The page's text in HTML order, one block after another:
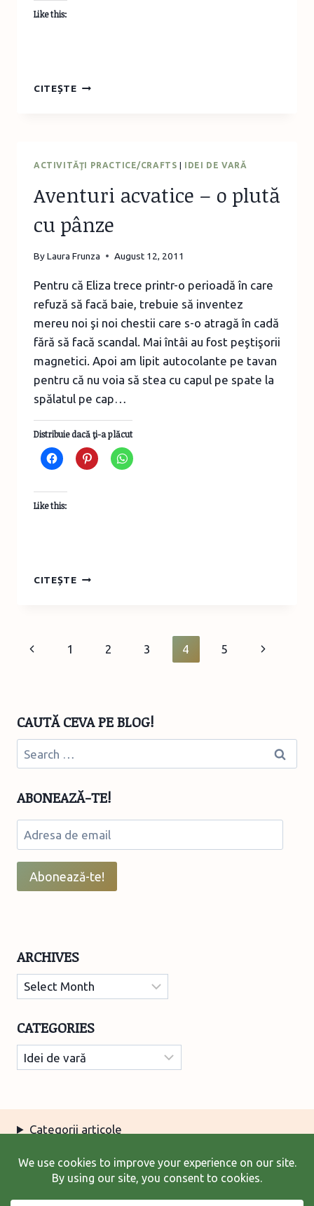
Like this:
CITEȘTEPICTURA
ŞI
TEHNICI
ACTIVITĂŢI PRACTICE/CRAFTS IDEI DE VARĂ
Aventuri acvatice – o plută
cu pânze
ByLaura Frunza August 12, 2011
Pentru că Eliza trece printr-o perioadă în care
refuză să facă baie, trebuie să inventez
mereu noi şi noi chestii care s-o atragă în cadă
fără să facă scandal. Mai întâi au fost peştişorii
magnetici. Apoi am lipit autocolante pe tavan
pentru că nu voia să stea cu capul pe spate la
spălatul pe cap…
Distribuie dacă ţi-a plăcut
Like this:
CITEȘTEAVENTURI
Page
Previous
1 2 3 4 5
Next
CAUTĂ CEVA PE BLOG!
Search
for:
ABONEAZĂ-TE!
Adresa
de
email
Abonează-te!
ARCHIVES
Archives
CATEGORIES
Categories
Categorii articole
Arhiva articole